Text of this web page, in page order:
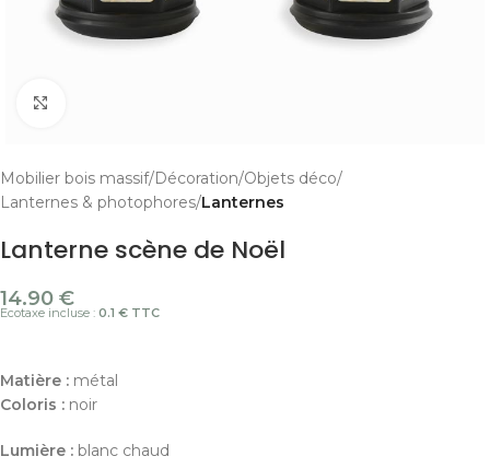
Mobilier bois massif Décoration Objets déco
Lanternes & photophores Lanternes
Lanterne scène de Noël
14.90 €
Ecotaxe incluse : 0.1 € TTC
Matière : métal
Coloris : noir
Lumière : blanc chaud